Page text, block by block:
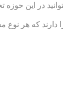
در این
دارند که هر